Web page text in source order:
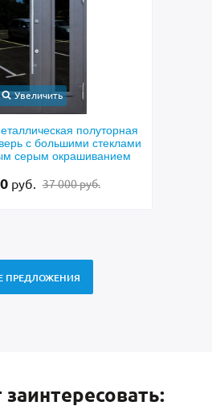
Увеличить
полуторная
с большими стеклами
серым окрашиванием
руб. 37 000 руб.
ПРЕДЛОЖЕНИЯ